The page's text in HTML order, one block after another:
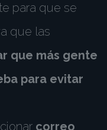
para que se
que las
que más gente
para evitar
correo